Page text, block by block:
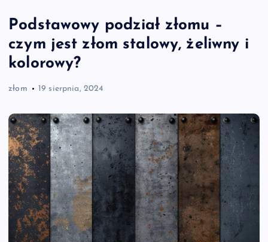
Podstawowy podział złomu –
czym jest złom stalowy, żeliwny i
kolorowy?
złom 19 sierpnia, 2024